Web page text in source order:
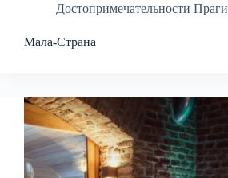
Достопримечательности Праги
Мала-Страна